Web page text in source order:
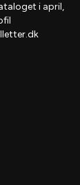
i april,